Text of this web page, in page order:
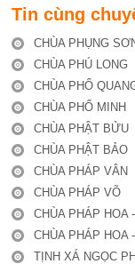
Tin cùng
CHÙA PHỤNG
CHÙA PHÚ LONG
CHÙA PHỔ
CHÙA PHỔ MINH
CHÙA PHẬT BỬU
CHÙA PHẬT BẢO
CHÙA PHÁP VÂN
CHÙA PHÁP VÕ
CHÙA PHÁP HOA
CHÙA PHÁP HOA
TỊNH XÁ NGỌC